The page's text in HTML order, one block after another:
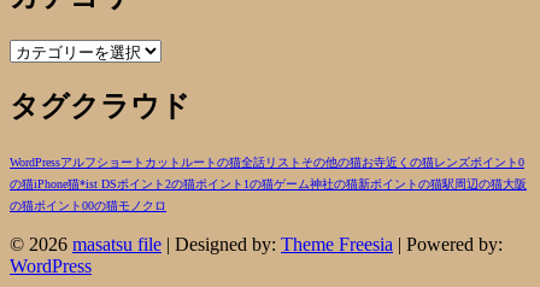
イ
ブ
カ
ゴ
リ
タグクラウド
WordPressアルフショートカットルートの猫全話リスト その他の猫お寺近くの猫レンズポイント0
の猫iPhone猫*ist DSポイント2の猫ポイント1の猫ゲーム神社の猫新ポイントの猫駅周辺の猫大阪
の猫ポイント00の猫モノクロ
© 2026 masatsu file | Designed by: Theme Freesia | Powered by:
WordPress